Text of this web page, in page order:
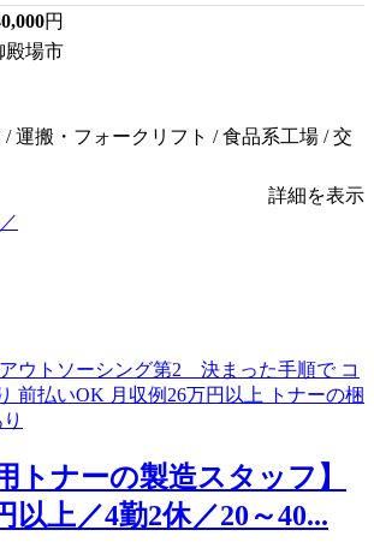
円
殿場市
/ 運搬・フォークリフト / 食品系工場 / 交
詳細を表示
トナーの製造スタッフ】
以上／4勤2休／20～40...